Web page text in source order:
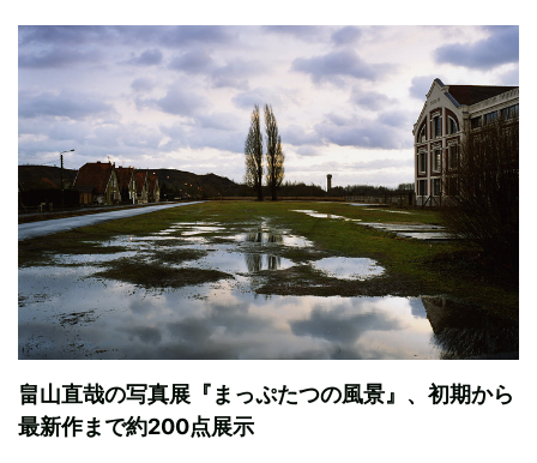
畠山直哉の写真展『まっぷたつの風景』、初期から
最新作まで約200点展示